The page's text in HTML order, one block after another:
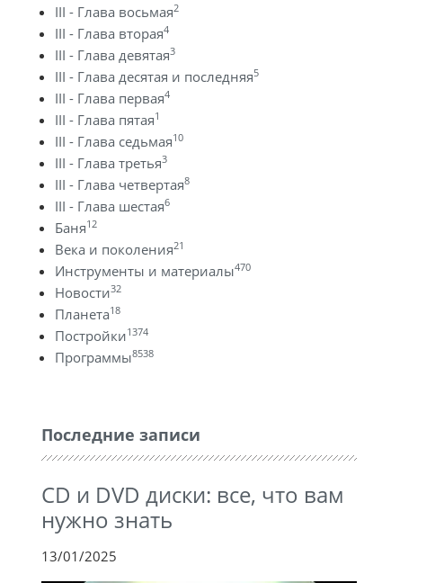
III - Глава восьмая2
III - Глава вторая4
III - Глава девятая3
III - Глава десятая и последняя5
III - Глава первая4
III - Глава пятая1
III - Глава седьмая10
III - Глава третья3
III - Глава четвертая8
III - Глава шестая6
Баня12
Века и поколения21
Инструменты и материалы470
Новости32
Планета18
Постройки1374
Программы8538
Последние записи
CD и DVD диски: все, что вам
нужно знать
13/01/2025